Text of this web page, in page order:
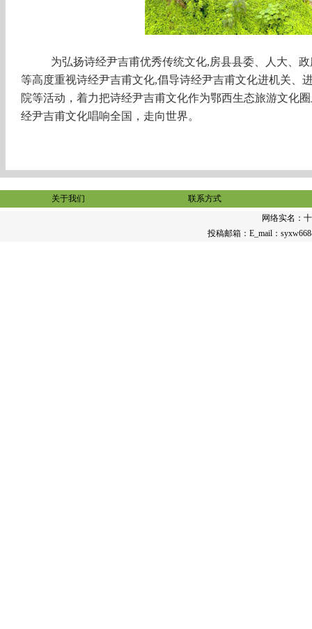
为弘扬诗经尹吉甫优秀传统文化,房县县委、人大、
等高度重视诗经尹吉甫文化,倡导诗经尹吉甫文化进机关、
院等活动，着力把诗经尹吉甫文化作为鄂西生态旅游文化
经尹吉甫文化唱响全国，走向世界。
关于我们
联系方式
网络实名：
投稿邮箱：E_mail：